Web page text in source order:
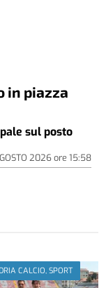
in piazza
sul posto
2026ore 15:58
CALCIO, SPORT